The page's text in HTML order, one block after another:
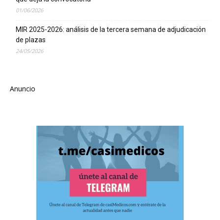
01/06/2026
MIR 2025-2026: análisis de la tercera semana de adjudicación
de plazas
24/05/2026
Anuncio